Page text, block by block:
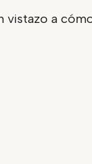
vistazo a